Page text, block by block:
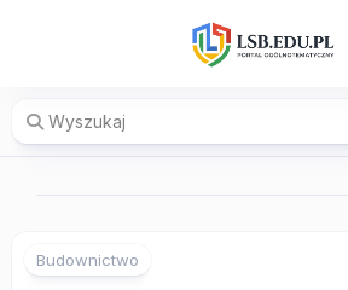
Budownictwo